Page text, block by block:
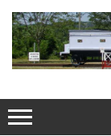
content